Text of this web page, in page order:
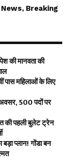
Breaking
मानवता की
महिलाओं के लिए
500 पदों पर
पहली बुलेट ट्रेन
प्लान! गोंडा बन